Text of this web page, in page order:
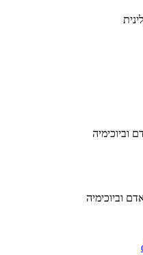
וביוכימיה
וביוכימיה